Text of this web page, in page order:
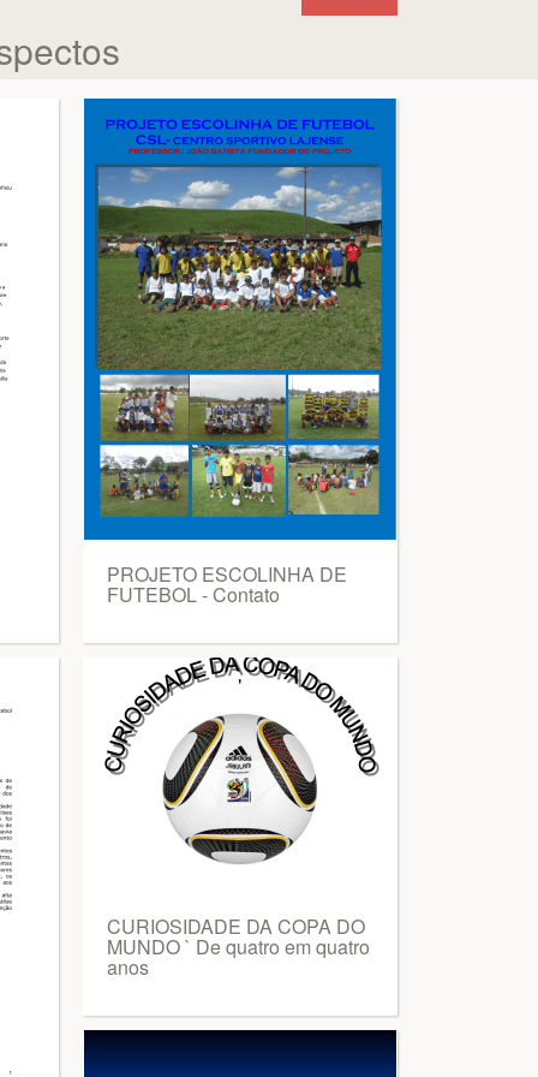
PROJETO ESCOLINHA DE
FUTEBOL - Contato
CURIOSIDADE DA COPA DO
MUNDO ` De quatro em quatro
anos